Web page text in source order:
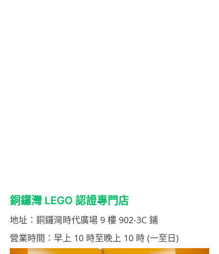
銅鑼灣 LEGO 認證專門店
地址：銅鑼灣時代廣場 9 樓 902-3C 鋪
營業時間：早上 10 時至晚上 10 時 (一至日)